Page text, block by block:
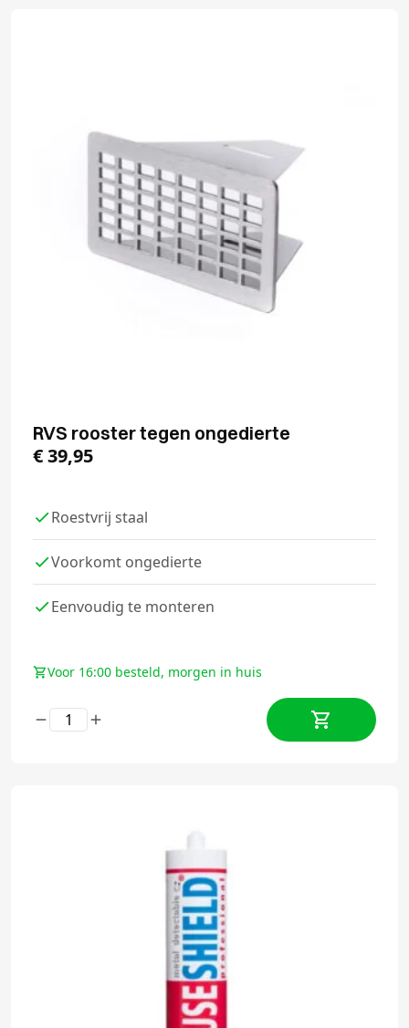
RVS rooster tegen ongedierte
€39,95
Roestvrij staal
Voorkomt ongedierte
Eenvoudig te monteren
Voor 16:00 besteld, morgen in huis